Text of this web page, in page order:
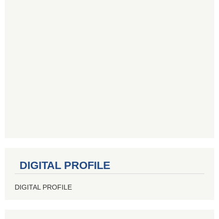
DIGITAL PROFILE
DIGITAL PROFILE